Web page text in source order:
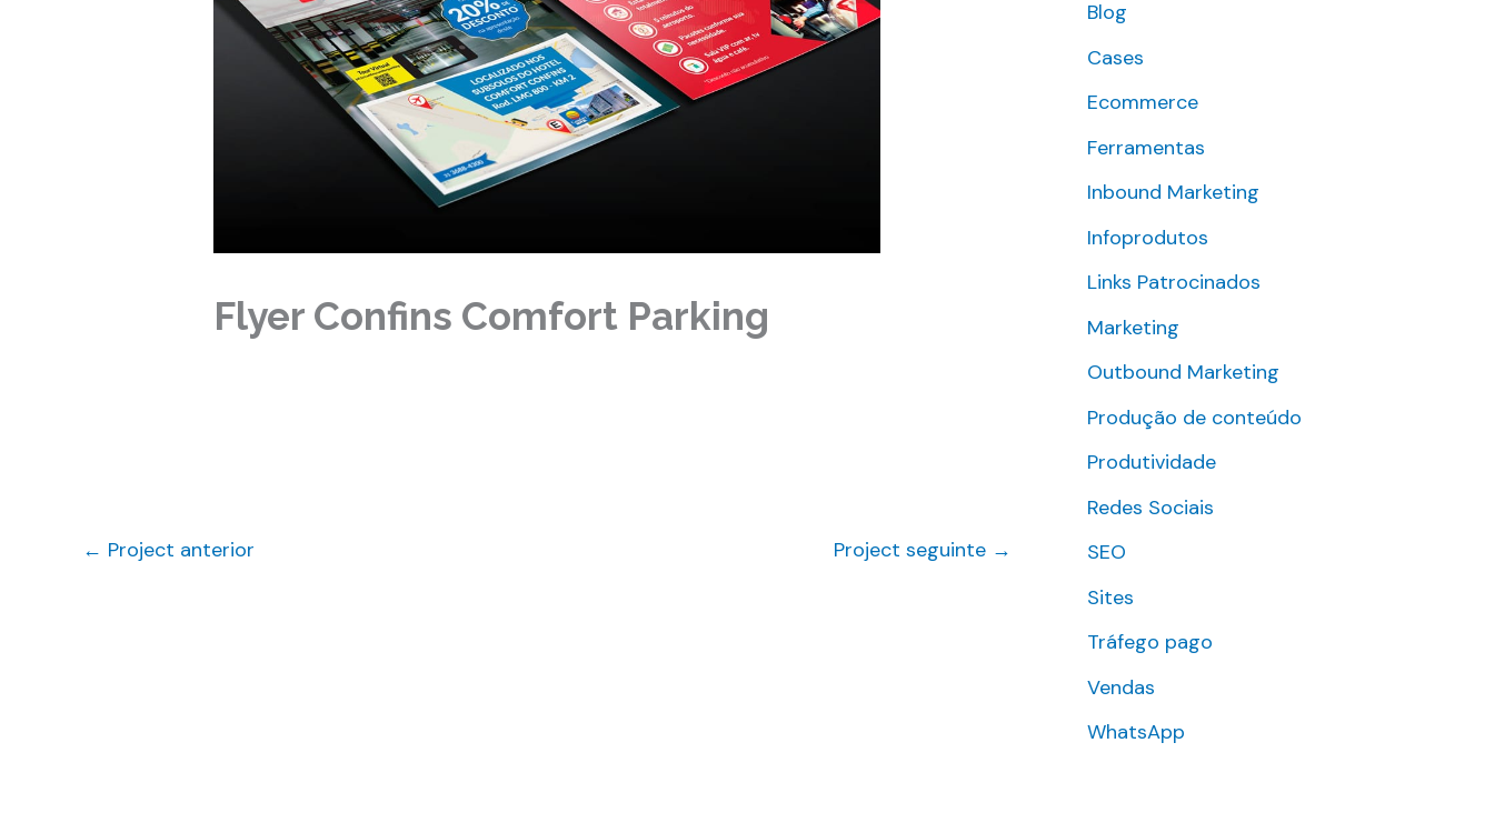
Flyer Confins Comfort Parking
← Project anterior Project seguinte →
s
a
r
p
Blog
Cases
Ecommerce
Ferramentas
Inbound Marketing
Infoprodutos
Links Patrocinados
Marketing
Outbound Marketing
Produção de conteúdo
Produtividade
Redes Sociais
SEO
Sites
Tráfego pago
Vendas
WhatsApp